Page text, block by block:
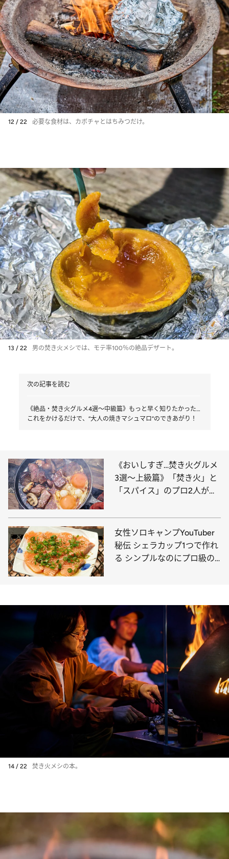
12 / 22 必要な食材は、カボチャとはちみつだけ。
13 / 22 男の焚き火メシでは、モテ率100％の絶品デザート。
次の記事を読む
《絶品・焚き火グルメ4選～中級篇》もっと早く知りたかった…
これをかけるだけで、“大人の焼きマシュマロ”のできあがり！
《おいしすぎ…焚き火グルメ
3選～上級篇》「焚き火」と
「スパイス」のプロ2人がた
メシ”の真骨頂！
女性ソロキャンプYouTuber
秘伝 シェラカップ1つで作れ
る シンプルなのにプロ級の
14 / 22 焚き火メシの本。